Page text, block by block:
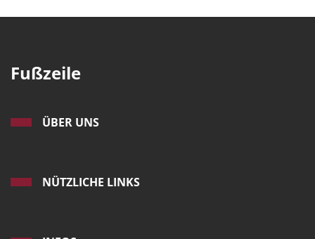
Fußzeile
ÜBER UNS
NÜTZLICHE LINKS